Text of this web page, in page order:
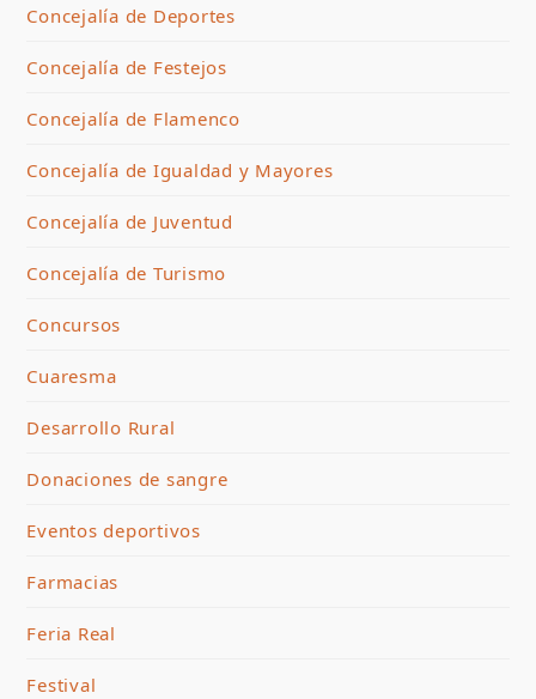
Concejalía de Deportes
Concejalía de Festejos
Concejalía de Flamenco
Concejalía de Igualdad y Mayores
Concejalía de Juventud
Concejalía de Turismo
Concursos
Cuaresma
Desarrollo Rural
Donaciones de sangre
Eventos deportivos
Farmacias
Feria Real
Festival